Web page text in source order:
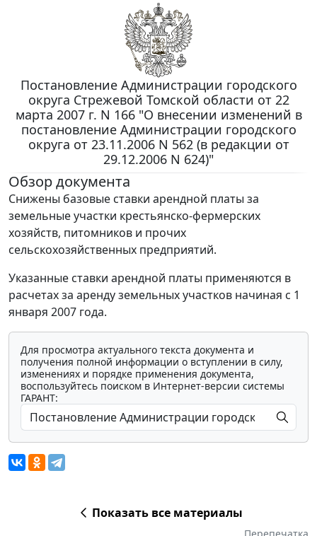
Постановление Администрации городского
округа Стрежевой Томской области от 22
марта 2007 г. N 166 "О внесении изменений в
постановление Администрации городского
округа от 23.11.2006 N 562 (в редакции от
29.12.2006 N 624)"
Обзор документа
Снижены базовые ставки арендной платы за
земельные участки крестьянско-фермерских
хозяйств, питомников и прочих
сельскохозяйственных предприятий.
Указанные ставки арендной платы применяются в
расчетах за аренду земельных участков начиная с 1
января 2007 года.
Для просмотра актуального текста документа и
получения полной информации о вступлении в силу,
изменениях и порядке применения документа,
воспользуйтесь поиском в Интернет-версии системы
ГАРАНТ:
Показать все материалы
Перепечатка